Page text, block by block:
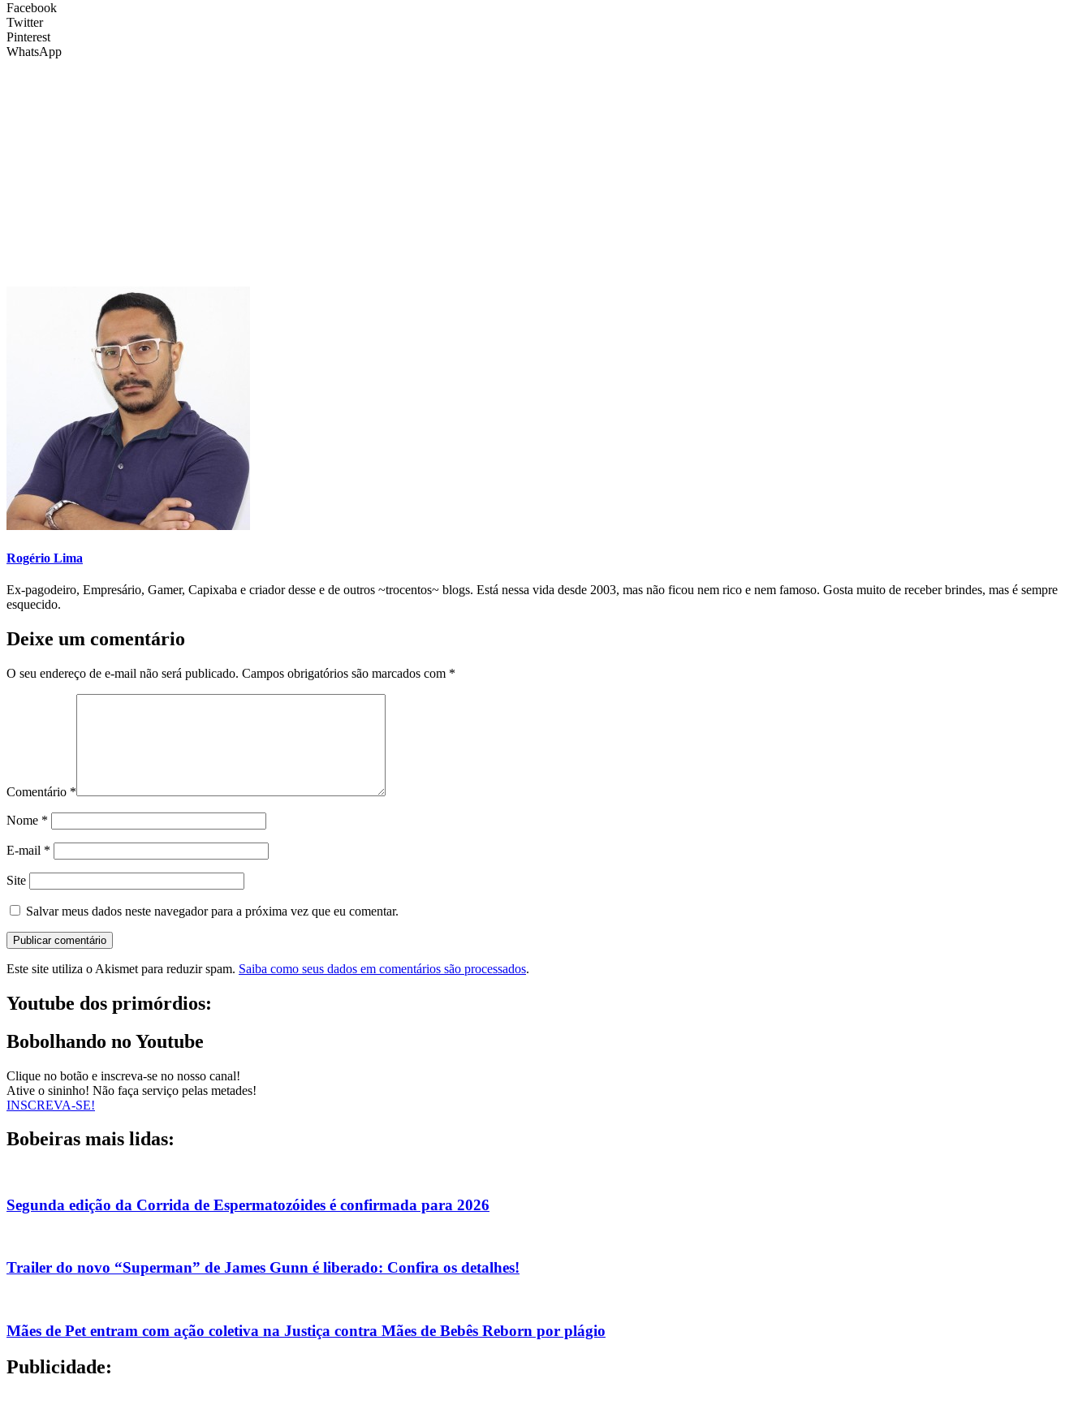
Facebook
Twitter
Pinterest
WhatsApp
Rogério Lima
Ex-pagodeiro, Empresário, Gamer, Capixaba e criador desse e de outros ~trocentos~ blogs. Está nessa vida desde 2003, mas não ficou nem rico e nem famoso. Gosta muito de receber brindes, mas é sempre
esquecido.
Deixe um comentário
O seu endereço de e-mail não será publicado. Campos obrigatórios são marcados com *
Comentário *
Nome *
E-mail *
Site
Salvar meus dados neste navegador para a próxima vez que eu comentar.
Este site utiliza o Akismet para reduzir spam. Saiba como seus dados em comentários são processados.
Youtube dos primórdios:
Bobolhando no Youtube
Clique no botão e inscreva-se no nosso canal!
Ative o sininho! Não faça serviço pelas metades!
INSCREVA-SE!
Bobeiras mais lidas:
Segunda edição da Corrida de Espermatozóides é confirmada para 2026
Trailer do novo “Superman” de James Gunn é liberado: Confira os detalhes!
Mães de Pet entram com ação coletiva na Justiça contra Mães de Bebês Reborn por plágio
Publicidade: